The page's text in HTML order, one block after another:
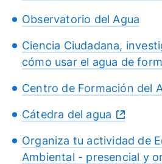
Observatorio del Agua
Ciencia Ciudadana,
cómo usar el agua de
Centro de Formación del
Cátedra del agua
Organiza tu actividad de
Ambiental - presencial y